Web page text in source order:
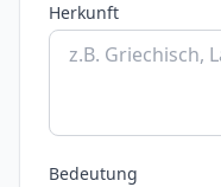
Herkunft
Bedeutung